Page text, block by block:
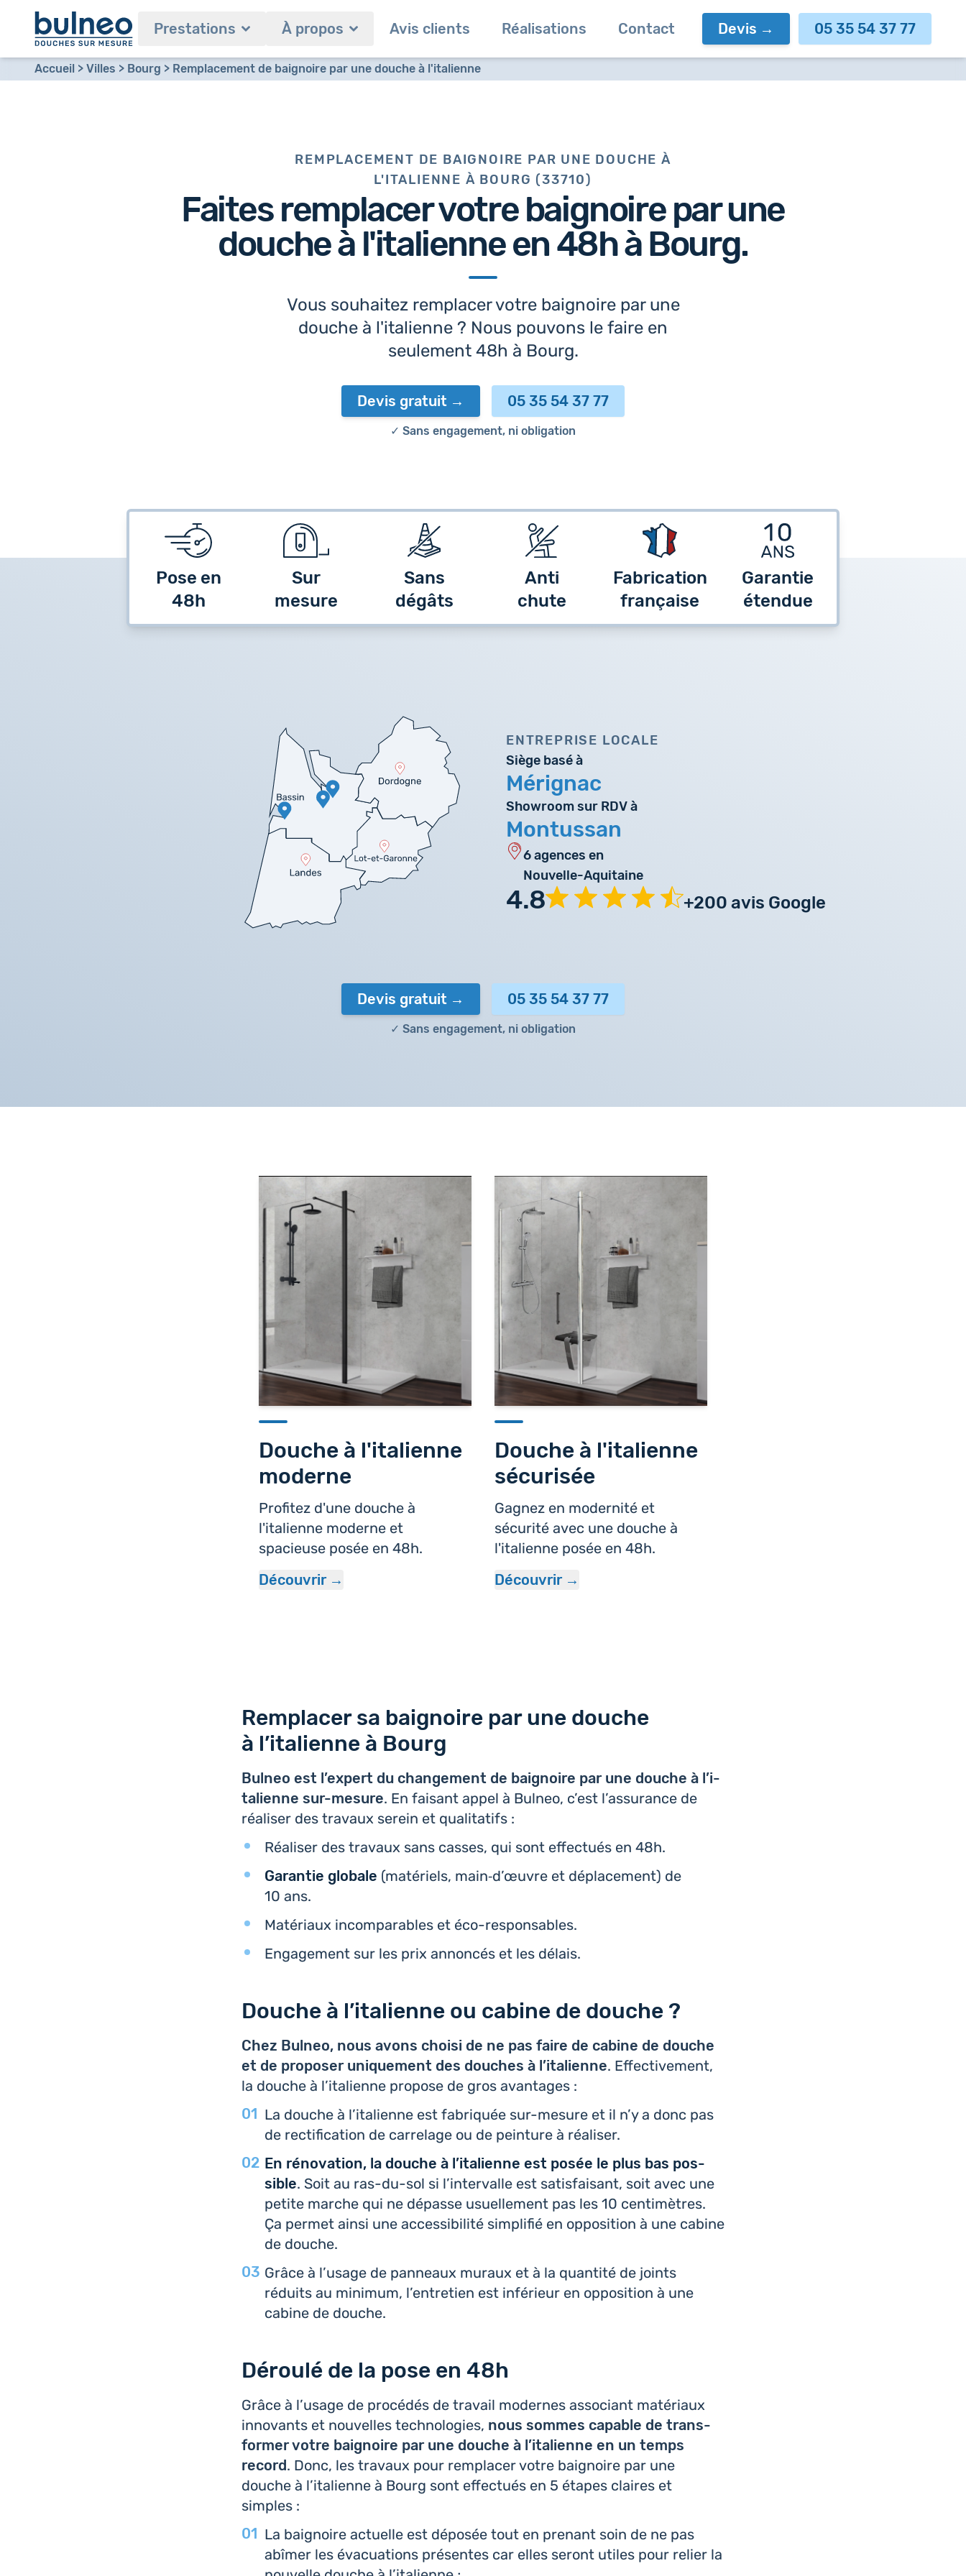
Prestations À propos Avis clients Réalisations Contact Devis 05 35 54 37 77
Accueil Villes Bourg Remplacement de baignoire par une douche à l'italienne
REMPLACEMENT DE BAIGNOIRE PAR UNE DOUCHE À
L'ITALIENNE À BOURG (33710)
Faites remplacer votre baignoire parune
douche à l'italienne en 48hà Bourg.
Vous souhaitez remplacer votre baignoire par une
douche à l'italienne ? Nous pouvons le faire en
seulement 48h à Bourg.
Devis gratuit 05 35 54 37 77
✓ Sans engagement, ni obligation
Pose en
48h
Sur
mesure
Sans
dégâts
Anti
chute
Fabrication
française
Garantie
étendue
ENTREPRISE LOCALE
Siège basé à
Mérignac
Showroom sur RDV à
Montussan
6 agences en
Nouvelle-Aquitaine
4.8 +200 avis Google
Devis gratuit 05 35 54 37 77
✓ Sans engagement, ni obligation
Douche à l'italienne
moderne
Profitez d'une douche à
l'italienne moderne et
spacieuse posée en 48h.
Découvrir
Douche à l'italienne
sécurisée
Gagnez en modernité et
sécurité avec une douche à
l'italienne posée en 48h.
Découvrir
Remplacer sa baignoire par une douche
à l’italienne à Bourg
Bulneo est l’ex­pert du chan­ge­ment de bai­gnoire par une douche à l’i­
ta­lienne sur-mesure. En faisant appel à Bulneo, c’est l’as­su­rance de
réa­li­ser des travaux serein et qualitatifs :
Réa­li­ser des travaux sans casses, qui sont effec­tués en 48h.
Garan­tie globale (maté­riels, main‑d’œuvre et dépla­ce­ment) de
10 ans.
Maté­riaux incom­pa­rables et éco-responsables.
Enga­ge­ment sur les prix annon­cés et les délais.
Douche à l’italienne ou cabine de douche ?
Chez Bulneo, nous avons choisi de ne pas faire de cabine de douche
et de pro­po­ser uni­que­ment des douches à l’i­ta­lienne. Effec­ti­ve­ment,
la douche à l’i­ta­lienne propose de gros avantages :
La douche à l’i­ta­lienne est fabri­quée sur-mesure et il n’y a donc pas
de rec­ti­fi­ca­tion de car­re­lage ou de pein­ture à réaliser.
En réno­va­tion, la douche à l’i­ta­lienne est posée le plus bas pos­
sible. Soit au ras-du-sol si l’in­ter­valle est satis­fai­sant, soit avec une
petite marche qui ne dépasse usuel­le­ment pas les 10 cen­ti­mètres.
Ça permet ainsi une acces­si­bi­li­té sim­pli­fié en oppo­si­tion à une cabine
de douche.
Grâce à l’usage de pan­neaux muraux et à la quan­ti­té de joints
réduits au minimum, l’entre­tien est infé­rieur en oppo­si­tion à une
cabine de douche.
Déroulé de la pose en 48h
Grâce à l’usage de pro­cé­dés de travail modernes asso­ciant maté­riaux
inno­vants et nou­velles tech­no­lo­gies, nous sommes capable de trans­
for­mer votre bai­gnoire par une douche à l’i­ta­lienne en un temps
record. Donc, les travaux pour rem­pla­cer votre bai­gnoire par une
douche à l’i­ta­lienne à Bourg sont effec­tués en 5 étapes claires et
simples :
La bai­gnoire actuelle est déposée tout en prenant soin de ne pas
abîmer les éva­cua­tions pré­sentes car elles seront utiles pour relier la